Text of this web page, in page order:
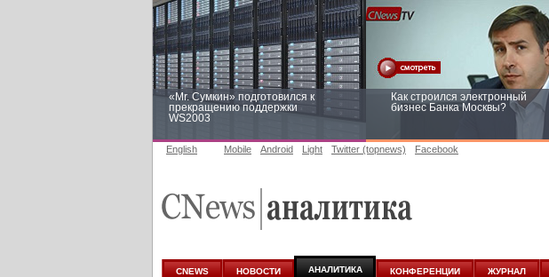
«Mr. Сумкин» подготовился к
прекращению поддержки
WS2003
Как строился электронный
бизнес Банка Москвы?
аналитике
English Mobile Android Light Twitter (topnews) Facebook
CNEWS НОВОСТИ АНАЛИТИКА КОНФЕРЕНЦИИ ЖУРНАЛ